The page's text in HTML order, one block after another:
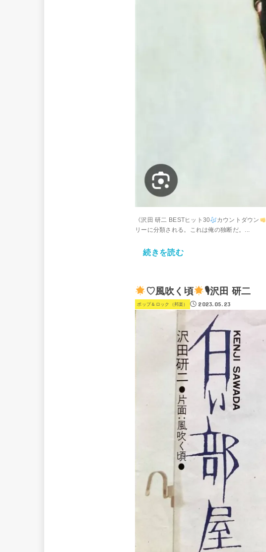
《沢田 研二 BESTヒット30 カウントダウン
リーに分類される。これは俺の独断だ。...
続きを読む
♡風吹く頃 🎙沢田 研二
ポップ＆ロック（邦楽） 2023.05.23